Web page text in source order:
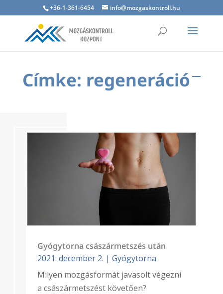
+36-1-361-6454 info@mozgaskontroll.hu
Címke: regeneráció
Gyógytorna császármetszés után
2021. december 2. |Gyógytorna
Milyen mozgásformát javasolt végezni
a császármetszést követően?